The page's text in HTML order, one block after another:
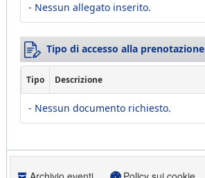
- Nessun allegato inserito.
Tipo di accesso alla prenotazione
Tipo Descrizione
- Nessun documento richiesto.